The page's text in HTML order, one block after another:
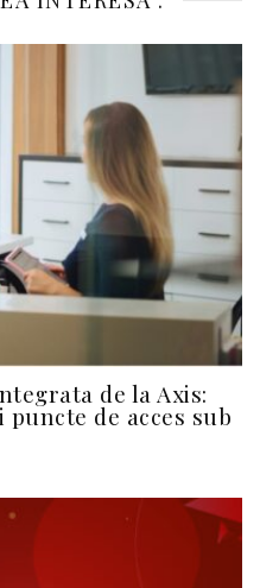
de la Axis:
de acces sub